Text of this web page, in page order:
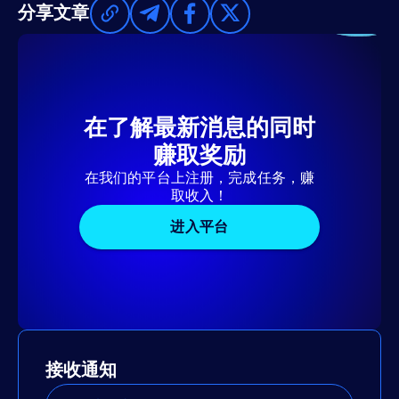
分享文章
在了解最新消息的同时
赚取奖励
在我们的平台上注册，完成任务，赚
取收入！
进入平台
接收通知